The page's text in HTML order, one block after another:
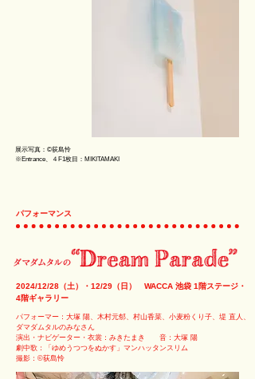
展示写真：©荻島怜
※Entrance、４F1枚目：MIKITAMAKI
パフォーマンス
2024/12/28（土）・12/29（日） WACCA 池袋 1階ステージ・
4階ギャラリー
​パフォーマー：大塚 陽、木村元郁、村山香菜、小麦粉くり子、堤 直人、
ダマダムタルのみなさん
​演出・ナビゲーター・衣裳：みきたまき
音：大塚 陽
劇中歌：「ゆめうつつをぬかす」マンハッタンスリム
​撮影：©荻島怜